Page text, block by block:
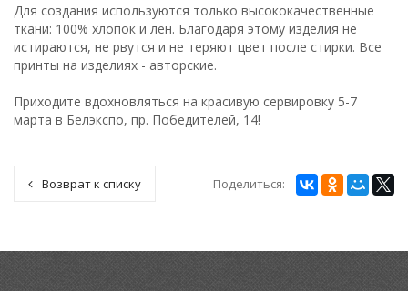
Для создания используются только высококачественные
ткани: 100% хлопок и лен. Благодаря этому изделия не
истираются, не рвутся и не теряют цвет после стирки. Все
принты на изделиях - авторские.
Приходите вдохновляться на красивую сервировку 5-7
марта в Белэкспо, пр. Победителей, 14!
Возврат к списку Поделиться: